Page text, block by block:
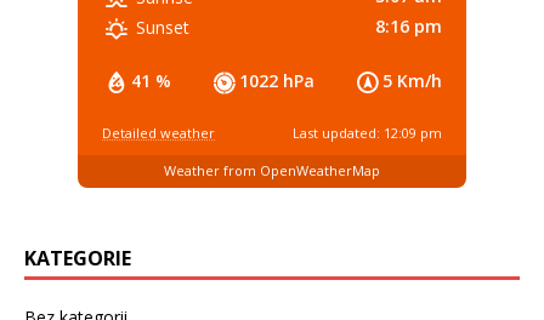
41 % 1022 hPa 5 Km/h
Sunset
8:16 pm
Detailed weather Last updated: 12:09 pm
Weather from OpenWeatherMap
KATEGORIE